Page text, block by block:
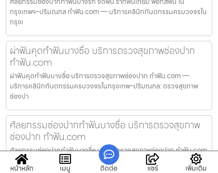
กรุงเทพฯ–ปริมณฑล ทำฟัน.com — บริการคลินิกทันตกรรมครบวงจรใน
กรุงเ
ผ่าฟันคุดทำฟันบางซื่อ บริการตรวจสุขภาพช่องปาก
ทำฟัน.com
ผ่าฟันคุดทำฟันบางซื่อ บริการตรวจสุขภาพช่องปาก ทำฟัน.com —
บริการคลินิกทันตกรรมครบวงจรในกรุงเทพ–ปริมณฑล: ตรวจสุขภาพ
ช่องปา
ศัลยกรรมช่องปากทำฟันบางซื่อ บริการตรวจสุขภาพ
ช่องปาก ทำฟัน.com
ศัลยกรรมช่องปากทำฟันบางซื่อ บริการตรวจสุขภาพช่องปาก ทำฟัน.com
— บริการคลินิกทันตกรรมครบวงจรในกรุงเทพ–ปริมณฑล: ตรวจสุขภาพ
หน้าหลัก เมนู ติดต่อ แชร์ เพิ่มเติม